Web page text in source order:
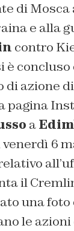
di Mosca
e alla
contro
è concluso
di azione
pagina
a
6
il
una
le